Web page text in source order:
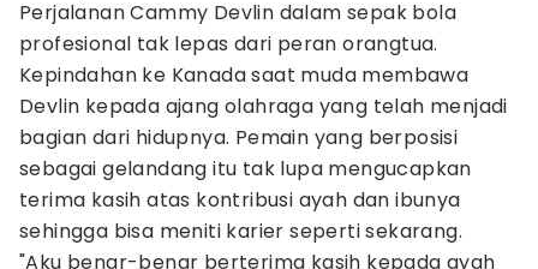
Perjalanan Cammy Devlin dalam sepak bola
profesional tak lepas dari peran orangtua.
Kepindahan ke Kanada saat muda membawa
Devlin kepada ajang olahraga yang telah menjadi
bagian dari hidupnya. Pemain yang berposisi
sebagai gelandang itu tak lupa mengucapkan
terima kasih atas kontribusi ayah dan ibunya
sehingga bisa meniti karier seperti sekarang.
"Aku benar-benar berterima kasih kepada ayah